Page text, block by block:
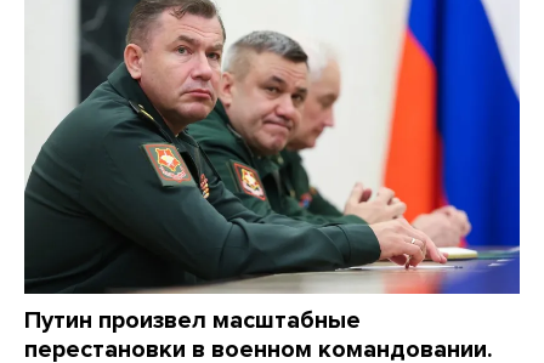
Путин произвел масштабные
перестановки в военном командовании.